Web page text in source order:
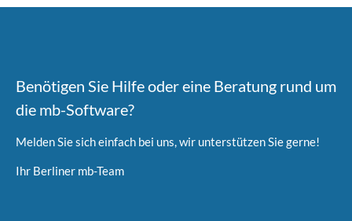
Benötigen Sie Hilfe oder eine Beratung rund um
die mb-Software?
Melden Sie sich einfach bei uns, wir unterstützen Sie gerne!
Ihr Berliner mb-Team